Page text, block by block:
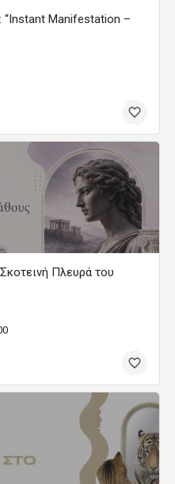
“Instant Manifestation –
Πλευρά του